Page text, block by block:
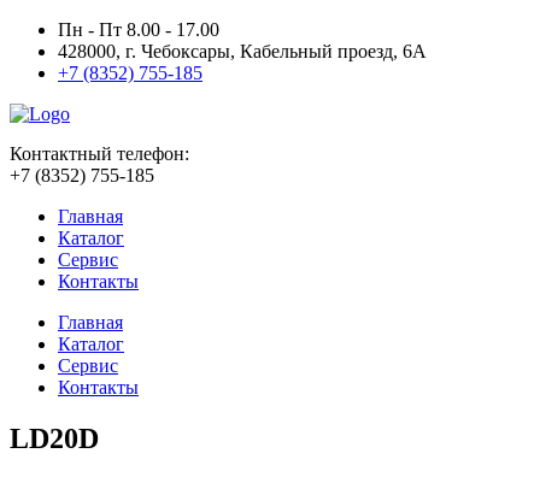
Пн - Пт 8.00 - 17.00
428000, г. Чебоксары, Кабельный проезд, 6А
+7 (8352) 755-185
Контактный телефон:
+7 (8352) 755-185
Главная
Каталог
Сервис
Контакты
Главная
Каталог
Сервис
Контакты
LD20D